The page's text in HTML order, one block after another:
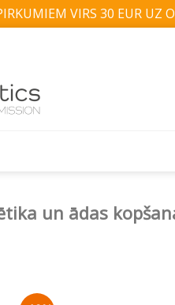
VIRS 30 EUR UZ
un ādas